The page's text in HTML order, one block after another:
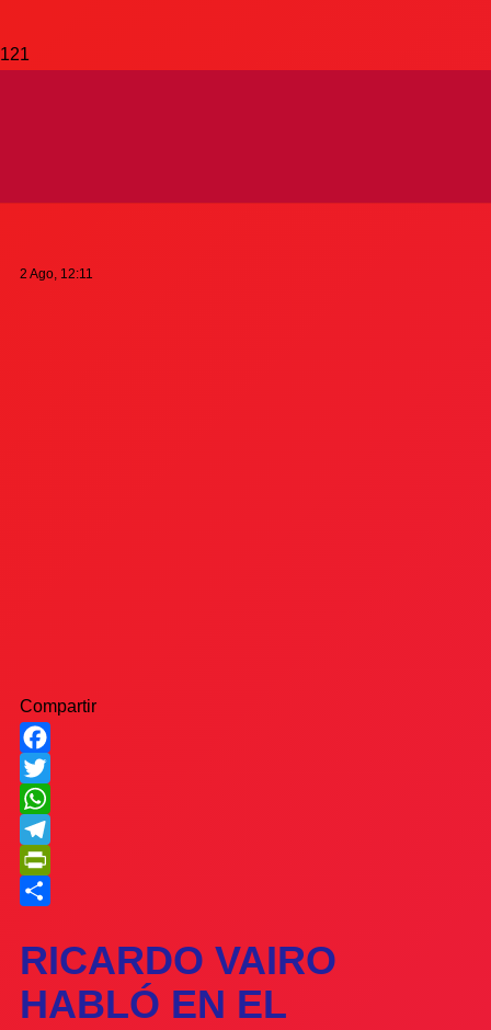
2 Ago, 12:11
Compartir
Facebook
Twitter
WhatsApp
Telegram
PrintFriendly
RICARDO VAIRO
HABLÓ EN EL